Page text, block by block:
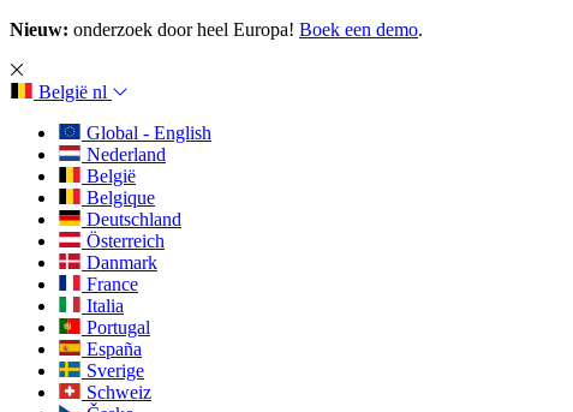
Nieuw: onderzoek door heel Europa! Boek een demo.
België nl
Global - English
Nederland
België
Belgique
Deutschland
Österreich
Danmark
France
Italia
Portugal
España
Sverige
Schweiz